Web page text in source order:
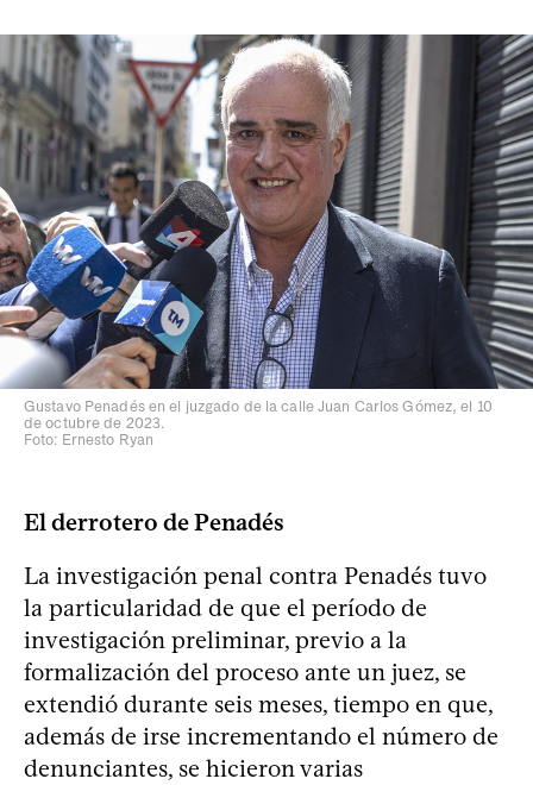
Gustavo Penadés en el juzgado de la calle Juan Carlos Gómez, el 10
de octubre de 2023.
Foto: Ernesto Ryan
El derrotero de Penadés
La investigación penal contra Penadés tuvo
la particularidad de que el período de
investigación preliminar, previo a la
formalización del proceso ante un juez, se
extendió durante seis meses, tiempo en que,
además de irse incrementando el número de
denunciantes, se hicieron varias